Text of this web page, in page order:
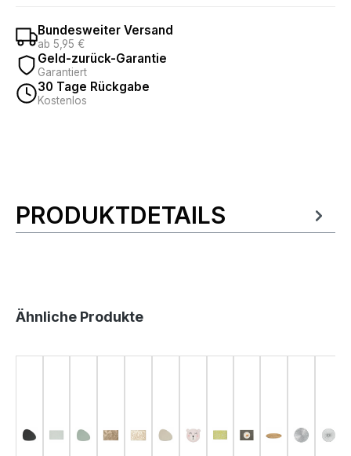
Bundesweiter Versand
ab 5,95 €
Geld-zurück-Garantie
Garantiert
30 Tage Rückgabe
Kostenlos
Produktinformationen
PRODUKTDETAILS
Produktgalerie überspringen
Ähnliche Produkte